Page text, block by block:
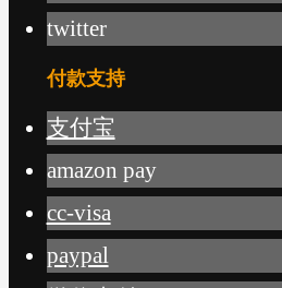
twitter
付款支持
支付宝
amazon pay
cc-visa
paypal